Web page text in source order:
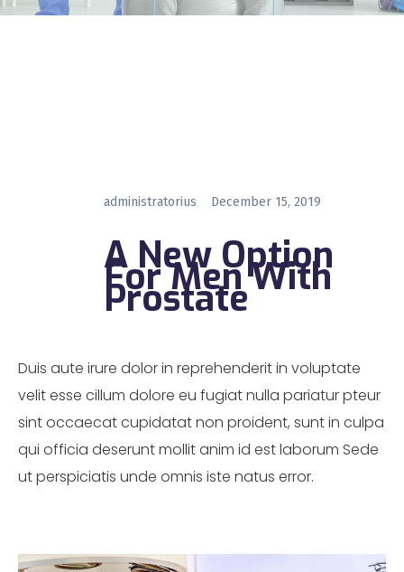
administratorius December 15, 2019
A New Option
For Men With
Prostate
Duis aute irure dolor in reprehenderit in voluptate
velit esse cillum dolore eu fugiat nulla pariatur pteur
sint occaecat cupidatat non proident, sunt in culpa
qui officia deserunt mollit anim id est laborum Sede
ut perspiciatis unde omnis iste natus error.